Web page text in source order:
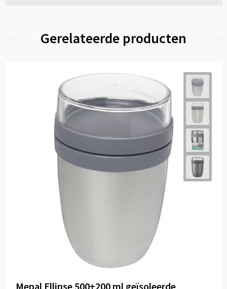
Gerelateerde producten
Mepal Ellipse 500+200 ml geïsoleerde